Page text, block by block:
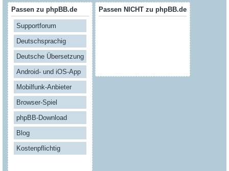
Passen zu phpBB.de
Supportforum
Deutschsprachig
Deutsche Übersetzung
Android- und iOS-App
Mobilfunk-Anbieter
Browser-Spiel
phpBB-Download
Blog
Kostenpflichtig
Passen NICHT zu phpBB.de